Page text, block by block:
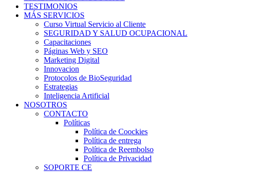
TESTIMONIOS
MÁS SERVICIOS
Curso Virtual Servicio al Cliente
SEGURIDAD Y SALUD OCUPACIONAL
Capacitaciones
Páginas Web y SEO
Marketing Digital
Innovacion
Protocolos de BioSeguridad
Estrategias
Inteligencia Artificial
NOSOTROS
CONTACTO
Políticas
Política de Coockies
Política de entrega
Política de Reembolso
Política de Privacidad
SOPORTE CE